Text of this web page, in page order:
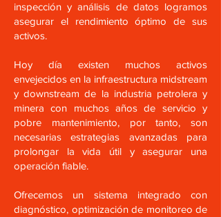
inspección y análisis de datos logramos
asegurar el rendimiento óptimo de sus
activos.
Hoy día existen muchos activos
envejecidos en la infraestructura midstream
y downstream de la industria petrolera y
minera con muchos años de servicio y
pobre mantenimiento, por tanto, son
necesarias estrategias avanzadas para
prolongar la vida útil y asegurar una
operación fiable.
Ofrecemos un sistema integrado con
diagnóstico, optimización de monitoreo de